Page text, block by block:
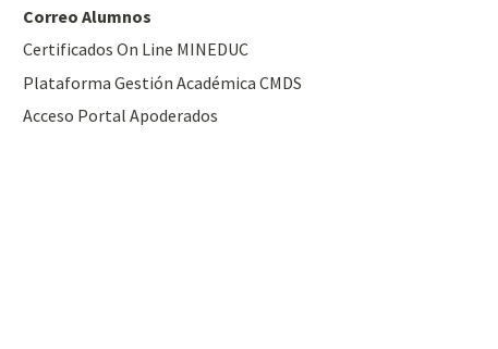
Correo Alumnos
Certificados On Line MINEDUC
Plataforma Gestión Académica CMDS
Acceso Portal Apoderados